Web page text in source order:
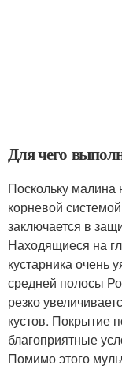
Для чего
Поскольку малина
корневой
заключается в
Находящиеся на
кустарника очень
средней полосы
резко
кустов. Покрытие
благоприятные
Помимо этого